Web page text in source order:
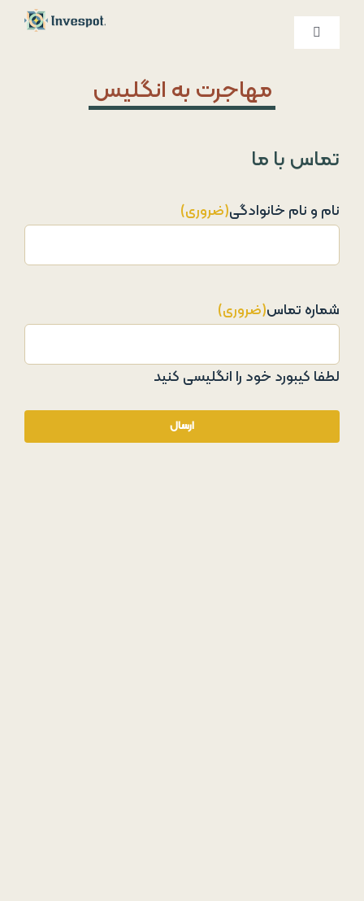
Skip
کنترلر
مهاجرت به انگلیس
تماس با ما
نام و نام خانوادگی(ضروری)
شماره تماس(ضروری)
لطفا کیبورد خود را انگلیسی کنید